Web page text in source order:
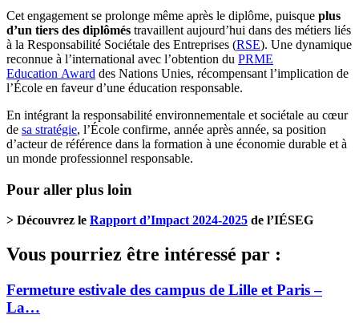
Cet engagement se prolonge même après le diplôme, puisque plus
d’un tiers des diplômés travaillent aujourd’hui dans des métiers liés
à la Responsabilité Sociétale des Entreprises (RSE). Une dynamique
reconnue à l’international avec l’obtention du PRME
Education Award des Nations Unies, récompensant l’implication de
l’École en faveur d’une éducation responsable.
En intégrant la responsabilité environnementale et sociétale au cœur
de sa stratégie, l’École confirme, année après année, sa position
d’acteur de référence dans la formation à une économie durable et à
un monde professionnel responsable.
Pour aller plus loin
> Découvrez le Rapport d’Impact 2024-2025 de l’IÉSEG
Vous pourriez être intéressé par :
Fermeture estivale des campus de Lille et Paris –
La…